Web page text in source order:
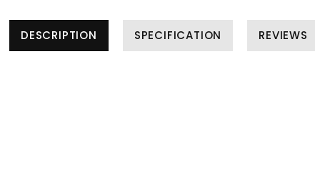
DESCRIPTION SPECIFICATION REVIEWS